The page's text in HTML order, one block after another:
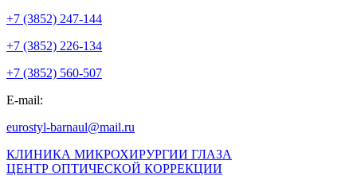
+7 (3852) 247-144
+7 (3852) 226-134
+7 (3852) 560-507
E-mail:
eurostyl-barnaul@mail.ru
КЛИНИКА МИКРОХИРУРГИИ ГЛАЗА
ЦЕНТР ОПТИЧЕСКОЙ КОРРЕКЦИИ